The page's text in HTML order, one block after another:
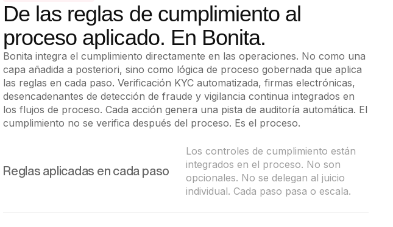
De las reglas de cumplimiento al
proceso aplicado. En Bonita.
Bonita integra el cumplimiento directamente en las operaciones. No como una
capa añadida a posteriori, sino como lógica de proceso gobernada que aplica
las reglas en cada paso. Verificación KYC automatizada, firmas electrónicas,
desencadenantes de detección de fraude y vigilancia continua integrados en
los flujos de proceso. Cada acción genera una pista de auditoría automática. El
cumplimiento no se verifica después del proceso. Es el proceso.
Reglas aplicadas en cada paso
Los controles de cumplimiento están
integrados en el proceso. No son
opcionales. No se delegan al juicio
individual. Cada paso pasa o escala.